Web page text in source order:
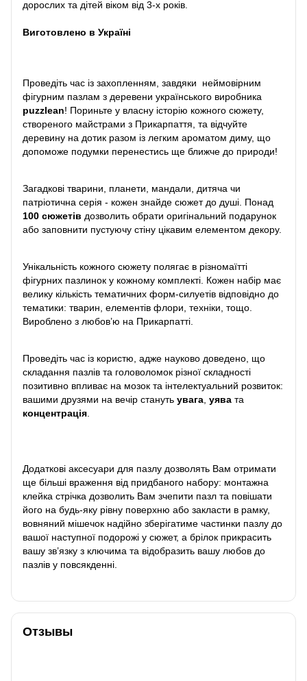
дорослих та дітей віком від 3-х років.
Виготовлено в Україні
Проведіть час із захопленням, завдяки неймовірним
фігурним пазлам з деревени українського виробника
puzzlean! Пориньте у власну історію кожного сюжету,
створеного майстрами з Прикарпаття, та відчуйте
деревину на дотик разом із легким ароматом диму, що
допоможе подумки перенестись ще ближче до природи!
Загадкові тварини, планети, мандали, дитяча чи
патріотична серія - кожен знайде сюжет до душі. Понад
100 сюжетів дозволить обрати оригінальний подарунок
або заповнити пустуючу стіну цікавим елементом декору.
Унікальність кожного сюжету полягає в різномаїтті
фігурних пазлинок у кожному комплекті. Кожен набір має
велику кількість тематичних форм-силуетів відповідно до
тематики: тварин, елементів флори, техніки, тощо.
Вироблено з любов’ю на Прикарпатті.
Проведіть час із користю, адже науково доведено, що
складання пазлів та головоломок різної складності
позитивно впливає на мозок та інтелектуальний розвиток:
вашими друзями на вечір стануть увага уява та
концентрація
Додаткові аксесуари для пазлу дозволять Вам отримати
ще більші враження від придбаного набору: монтажна
клейка стрічка дозволить Вам зчепити пазл та повішати
його на будь-яку рівну поверхню або закласти в рамку,
вовняний мішечок надійно зберігатиме частинки пазлу до
вашої наступної подорожі у сюжет, а брілок прикрасить
вашу зв’язку з ключима та відобразить вашу любов до
пазлів у повсякденні.
Отзывы